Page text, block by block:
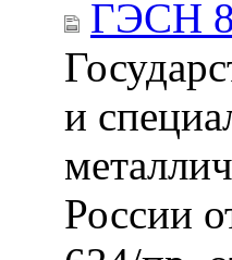
ГЭСН
и
России